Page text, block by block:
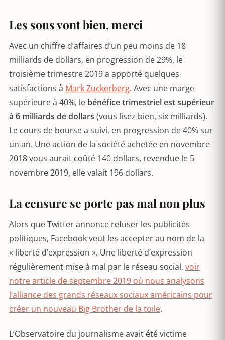
Les sous vont bien, merci
Avec un chiffre d’affaires d’un peu moins de 18
milliards de dollars, en progression de 29%, le
troisième trimestre 2019 a apporté quelques
satisfactions à Mark Zuckerberg. Avec une marge
supérieure à 40%, le bénéfice trimestriel est supérieur
à 6 milliards de dollars (vous lisez bien, six milliards).
Le cours de bourse a suivi, en progression de 40% sur
un an. Une action de la société achetée en novembre
2018 vous aurait coûté 140 dollars, revendue le 5
novembre 2019, elle valait 196 dollars.
La censure se porte pas mal non plus
Alors que Twitter annonce refuser les publicités
politiques, Facebook veut les accepter au nom de la
« liberté d’expression ». Une liberté d’expression
régulièrement mise à mal par le réseau social, voir
notre article de septembre 2019 où nous analysons
l’alliance des grands réseaux sociaux américains pour
créer un nouveau Big Brother de la toile.
L’Observatoire du journalisme avait été victime